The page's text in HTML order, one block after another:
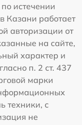
истечении
Казани работает
авторизации от
на сайте,
характер и
п. 2 ст. 437
марки
техники, с
не